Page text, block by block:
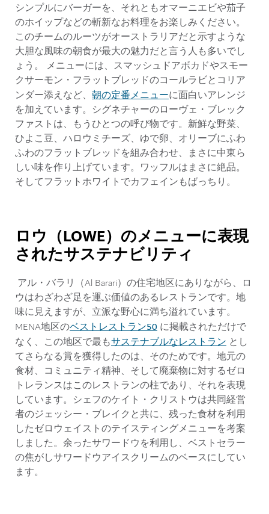
シンプルにバーガーを、それともオマーニエビや茄子
のホイップなどの斬新なお料理をお楽しみください。
このチームのルーツがオーストラリアだと示すような
大胆な風味の朝食が最大の魅力だと言う人も多いでし
ょう。 メニューには、スマッシュドアボカドやスモー
クサーモン・フラットブレッドのコールラビとコリア
ンダー添えなど、 朝の定番メニューに面白いアレンジ
を加えています。シグネチャーのローヴェ・ブレック
ファストは、もうひとつの呼び物です。新鮮な野菜、
ひよこ豆、ハロウミチーズ、ゆで卵、オリーブにふわ
ふわのフラットブレッドを組み合わせ、まさに中東ら
しい味を作り上げています。ワッフルはまさに絶品。
そしてフラットホワイトでカフェインもばっちり。
ロウ（LOWE）のメニューに表現
されたサステナビリティ
アル・バラリ（Al Barari）の住宅地区にありながら、ロ
ウはわざわざ足を運ぶ価値のあるレストランです。地
味に見えますが、立派な野心に満ち溢れています。
MENA地区のベストレストラン50 に掲載されただけで
なく、この地区で最もサステナブルなレストラン とし
てさらなる賞を獲得したのは、そのためです。地元の
食材、コミュニティ精神、そして廃棄物に対するゼロ
トレランスはこのレストランの柱であり、それを表現
しています。シェフのケイト・クリストウは共同経営
者のジェッシー・ブレイクと共に、残った食材を利用
したゼロウェイストのテイスティングメニューを考案
しました。余ったサワードウを利用し、ベストセラー
の焦がしサワードウアイスクリームのベースにしてい
ます。